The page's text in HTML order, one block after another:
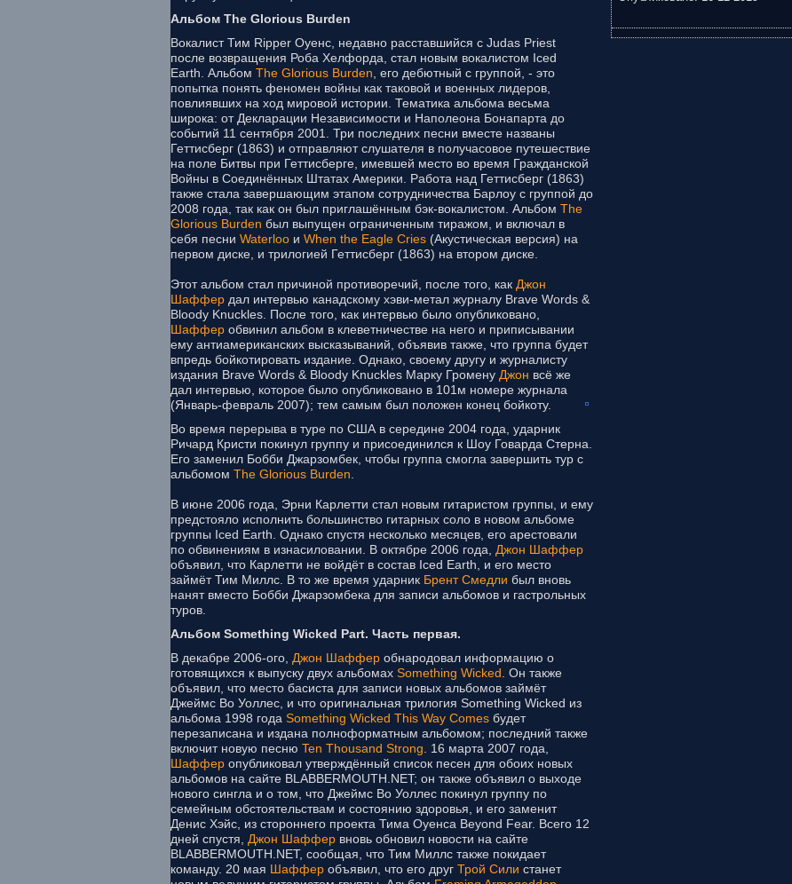
Альбом The Glorious Burden
Вокалист Тим Ripper Оуенс, недавно расставшийся с Judas Priest
после возвращения Роба Хелфорда, стал новым вокалистом Iced
Earth. Альбом The Glorious Burden , его дебютный с группой, - это
попытка понять феномен войны как таковой и военных лидеров,
повлиявших на ход мировой истории. Тематика альбома весьма
широка: от Декларации Независимости и Наполеона Бонапарта до
событий 11 сентября 2001. Три последних песни вместе названы
Геттисберг (1863) и отправляют слушателя в получасовое путешествие
на поле Битвы при Геттисберге, имевшей место во время Гражданской
Войны в Соединённых Штатах Америки. Работа над Геттисберг (1863)
также стала завершающим этапом сотрудничества Барлоу с группой до
2008 года, так как он был приглашённым бэк-вокалистом. Альбом The
Glorious Burden был выпущен ограниченным тиражом, и включал в
себя песни Waterloo и When the Eagle Cries (Акустическая версия) на
первом диске, и трилогией Геттисберг (1863) на втором диске.
Этот альбом стал причиной противоречий, после того, как Джон
Шаффер дал интервью канадскому хэви-метал журналу Brave Words &
Bloody Knuckles. После того, как интервью было опубликовано,
Шаффер обвинил альбом в клеветничестве на него и приписывании
ему антиамериканских высказываний, объявив также, что группа будет
впредь бойкотировать издание. Однако, своему другу и журналисту
издания Brave Words & Bloody Knuckles Марку Громену Джон всё же
дал интервью, которое было опубликовано в 101м номере журнала
(Январь-февраль 2007); тем самым был положен конец бойкоту.
Во время перерыва в туре по США в середине 2004 года, ударник
Ричард Кристи покинул группу и присоединился к Шоу Говарда Стерна.
Его заменил Бобби Джарзомбек, чтобы группа смогла завершить тур с
альбомом The Glorious Burden
В июне 2006 года, Эрни Карлетти стал новым гитаристом группы, и ему
предстояло исполнить большинство гитарных соло в новом альбоме
группы Iced Earth. Однако спустя несколько месяцев, его арестовали
по обвинениям в изнасиловании. В октябре 2006 года, Джон Шаффер
объявил, что Карлетти не войдёт в состав Iced Earth, и его место
займёт Тим Миллс. В то же время ударник Брент Смедли был вновь
нанят вместо Бобби Джарзомбека для записи альбомов и гастрольных
туров.
Альбом Something Wicked Part. Часть первая.
В декабре 2006-ого, Джон Шаффер обнародовал информацию о
готовящихся к выпуску двух альбомах Something Wicked . Он также
объявил, что место басиста для записи новых альбомов займёт
Джеймс Bo Уоллес, и что оригинальная трилогия Something Wicked из
альбома 1998 года Something Wicked This Way Comes будет
перезаписана и издана полноформатным альбомом; последний также
включит новую песню Ten Thousand Strong . 16 марта 2007 года,
Шаффер опубликовал утверждённый список песен для обоих новых
альбомов на сайте BLABBERMOUTH.NET; он также объявил о выходе
нового сингла и о том, что Джеймс Bo Уоллес покинул группу по
семейным обстоятельствам и состоянию здоровья, и его заменит
Денис Хэйс, из стороннего проекта Тима Оуенса Beyond Fear. Всего 12
дней спустя, Джон Шаффер вновь обновил новости на сайте
BLABBERMOUTH.NET, сообщая, что Тим Миллс также покидает
команду. 20 мая Шаффер объявил, что его друг Трой Сили станет